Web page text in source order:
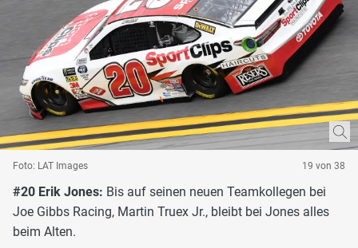
Foto: LAT Images 19 von 38
#20 Erik Jones: Bis auf seinen neuen Teamkollegen bei
Joe Gibbs Racing, Martin Truex Jr., bleibt bei Jones alles
beim Alten.